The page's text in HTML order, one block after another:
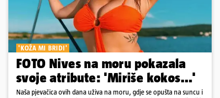
'KOŽA MI BRIDI'
FOTO Nives na moru pokazala
svoje atribute: 'Miriše kokos...'
Naša pjevačica ovih dana uživa na moru, gdje se opušta na suncu i